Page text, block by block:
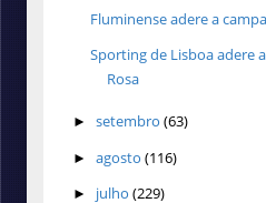
Fluminense adere a
Sporting de Lisboa adere
Rosa
► setembro (63)
► agosto (116)
► julho (229)